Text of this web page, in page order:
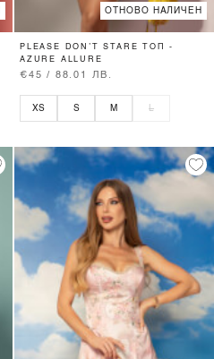
ОТНОВО НАЛИЧЕН
PLEASE DON’T STARE ТОП -
AZURE ALLURE
€45 / 88.01 ЛВ.
XS S M L